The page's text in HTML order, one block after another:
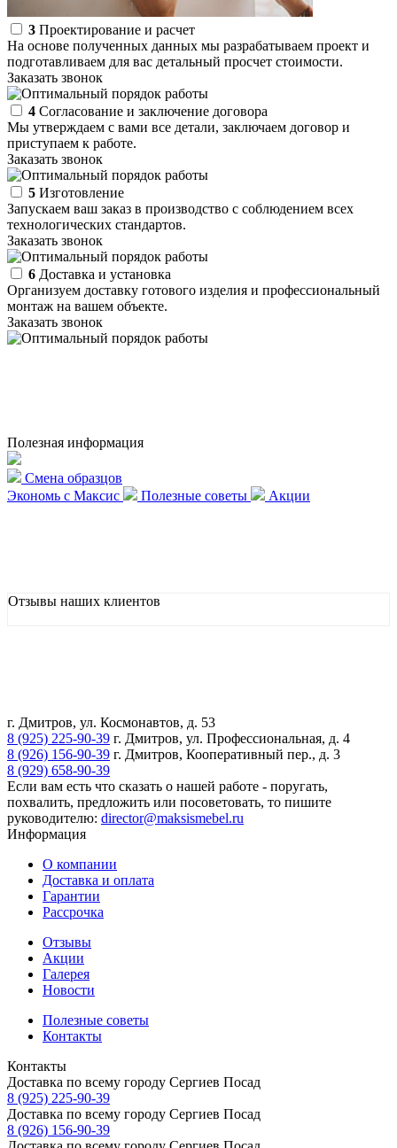
3 Проектирование и расчет
На основе полученных данных мы разрабатываем проект и
подготавливаем для вас детальный просчет стоимости.
Заказать звонок
4 Согласование и заключение договора
Мы утверждаем с вами все детали, заключаем договор и
приступаем к работе.
Заказать звонок
5 Изготовление
Запускаем ваш заказ в производство с соблюдением всех
технологических стандартов.
Заказать звонок
6 Доставка и установка
Организуем доставку готового изделия и профессиональный
монтаж на вашем объекте.
Заказать звонок
Полезная информация
Смена образцов
Экономь с Максис
Полезные советы Акции
Отзывы наших клиентов
г. Дмитров, ул. Космонавтов, д. 53
8 (925) 225-90-39 г. Дмитров, ул. Профессиональная, д. 4
8 (926) 156-90-39 г. Дмитров, Кооперативный пер., д. 3
8 (929) 658-90-39
Если вам есть что сказать о нашей работе - поругать,
похвалить, предложить или посоветовать, то пишите
руководителю: director@maksismebel.ru
Информация
О компании
Доставка и оплата
Гарантии
Рассрочка
Отзывы
Акции
Галерея
Новости
Полезные советы
Контакты
Контакты
Доставка по всему городу Сергиев Посад
8 (925) 225-90-39
Доставка по всему городу Сергиев Посад
8 (926) 156-90-39